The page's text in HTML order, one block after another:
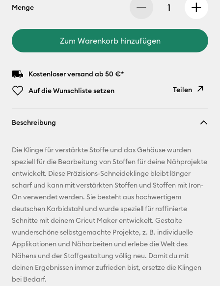
Menge
Zum Warenkorb hinzufügen
Kostenloser versand ab 50 €*
Auf die Wunschliste setzen
Teilen
Adresse
Pinterest
Facebook
Beschreibung
Die Klinge für verstärkte Stoffe und das Gehäuse wurden
speziell für die Bearbeitung von Stoffen für deine Nähprojekte
entwickelt. Diese Präzisions-Schneideklinge bleibt länger
scharf und kann mit verstärkten Stoffen und Stoffen mit Iron-
On verwendet werden. Sie besteht aus hochwertigem
deutschen Karbidstahl und wurde speziell für raffinierte
Schnitte mit deinem Cricut Maker entwickelt. Gestalte
wunderschöne selbstgemachte Projekte, z. B. individuelle
Applikationen und Näharbeiten und erlebe die Welt des
Nähens und der Stoffgestaltung völlig neu. Damit du mit
deinen Ergebnissen immer zufrieden bist, ersetze die Klingen
bei Bedarf.